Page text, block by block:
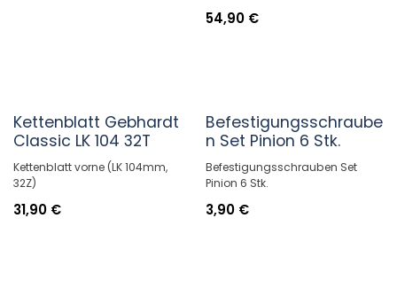
54,90€
Kettenblatt Gebhardt
Classic LK 104 32T
Kettenblatt vorne (LK 104mm,
32Z)
31,90 €
Befestigungsschraube
n Set Pinion 6 Stk.
Befestigungsschrauben Set
Pinion 6 Stk.
3,90€